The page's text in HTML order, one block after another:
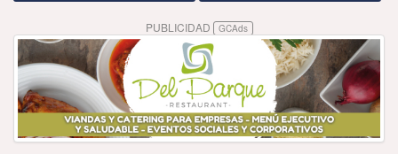
PUBLICIDAD GCAds